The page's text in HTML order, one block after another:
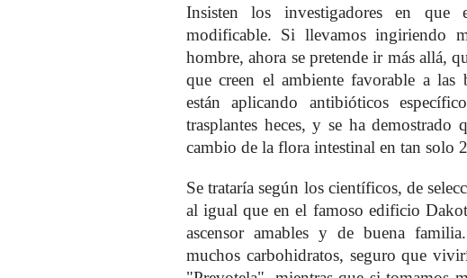
Insisten los investigadores en que
modificable. Si llevamos ingiriendo
hombre, ahora se pretende ir más allá,
que creen el ambiente favorable a las
están aplicando antibióticos
trasplantes heces, y se ha demostrado
cambio de la flora intestinal en tan solo
Se trataría según los científicos, de
al igual que en el famoso edificio
ascensor amables y de buena
muchos carbohidratos, seguro que